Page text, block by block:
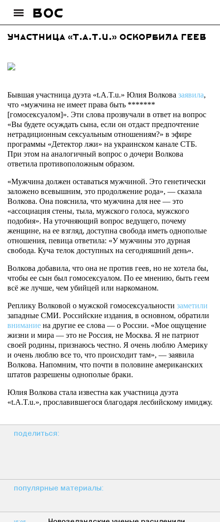
Участница «t.A.T.u.» оскорбила геев
Бывшая участница дуэта «t.A.T.u.» Юлия Волкова заявила,
что «мужчина не имеет права быть *******
[гомосексуалом]». Эти слова прозвучали в ответ на вопрос
«Вы будете осуждать сына, если он отдаст предпочтение
нетрадиционным сексуальным отношениям?» в эфире
программы «Детектор лжи» на украинском канале СТБ.
При этом на аналогичный вопрос о дочери Волкова
ответила противоположным образом.
«Мужчина должен оставаться мужчиной. Это генетически
заложено всевышним, это продолжение рода», — сказала
Волкова. Она пояснила, что мужчина для нее — это
«ассоциация стены, тыла, мужского голоса, мужского
подобия». На уточняющий вопрос ведущего, почему
женщине, на ее взгляд, доступна свобода иметь однополые
отношения, певица ответила: «У мужчины это дурная
свобода. Куча телок доступных на сегодняшний день».
Волкова добавила, что она не против геев, но не хотела бы,
чтобы ее сын был гомосексуалом. По ее мнению, быть геем
всё же лучше, чем убийцей или наркоманом.
Реплику Волковой о мужской гомосексуальности заметили
западные СМИ. Российские издания, в основном, обратили
внимание на другие ее слова — о России. «Мое ощущение
жизни и мира — это не Россия, не Москва. Я не патриот
своей родины, признаюсь честно. Я очень люблю Америку
и очень люблю все то, что происходит там», — заявила
Волкова. Напомним, что почти в половине американских
штатов разрешены однополые браки.
Юлия Волкова стала известна как участница дуэта
«t.A.T.u.», прославившегося благодаря лесбийскому имиджу.
поделиться:
популярные материалы: